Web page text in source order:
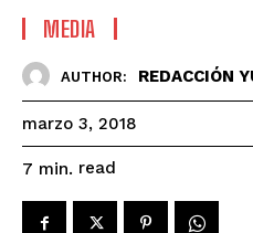
MEDIA
AUTHOR: REDACCIÓN
marzo 3, 2018
7 min. read